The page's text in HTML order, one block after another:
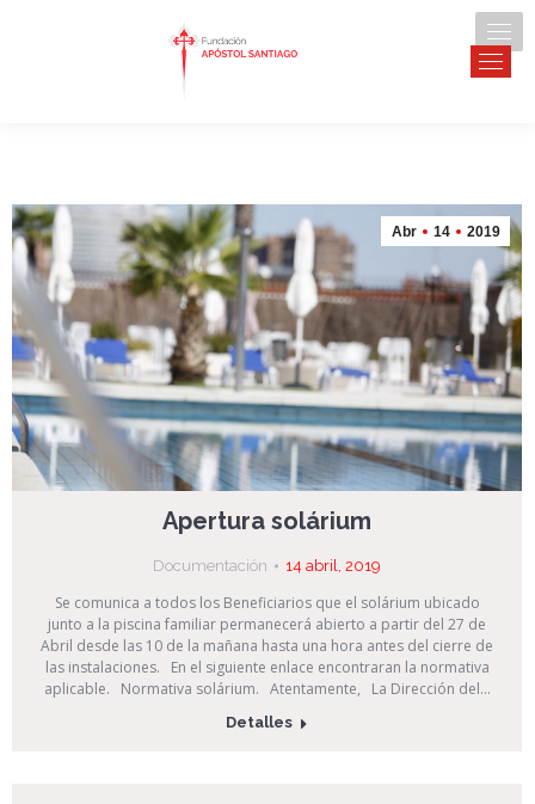
Abr 14 2019
Apertura solárium
Documentación 14 abril, 2019
Se comunica a todos los Beneficiarios que el solárium ubicado
junto a la piscina familiar permanecerá abierto a partir del 27 de
Abril desde las 10 de la mañana hasta una hora antes del cierre de
las instalaciones. En el siguiente enlace encontraran la normativa
aplicable. Normativa solárium. Atentamente, La Dirección del…
Detalles